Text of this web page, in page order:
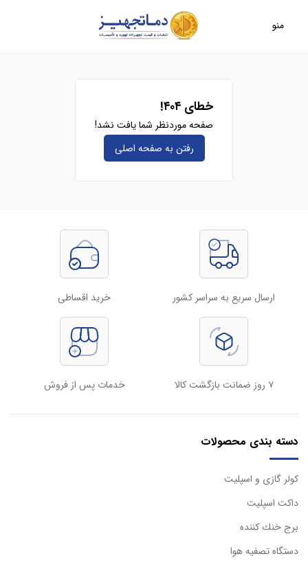
منو
خطای ۴۰۴!
صفحه موردنظر شما یافت نشد!
رفتن به صفحه‌ اصلی
ارسال سریع به سراسر کشور خرید اقساطی
۷ روز ضمانت بازگشت کالا خدمات پس از فروش
دسته بندی محصولات
كولر گازی و اسپليت
داكت اسپليت
برج خنك كننده
دستگاه تصفيه هوا